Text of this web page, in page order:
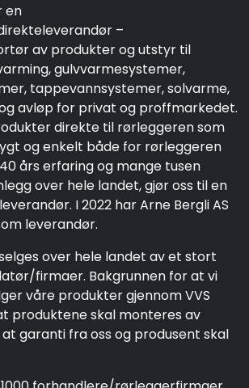
en
–
av produkter og utstyr til
gulvvarmesystemer,
tappevannsystemer, solvarme,
avløp for privat og proffmarkedet.
direkte til rørleggeren som
og enkelt både for rørleggeren
års erfaring og mange tusen
over hele landet, gjør oss til en
I 2022 har Arne Bergli AS
leverandør.
over hele landet av et stort
firmaer. Bakgrunnen for at vi
våre produkter gjennom VVS
produktene skal monteres av
garanti fra oss og produsent skal